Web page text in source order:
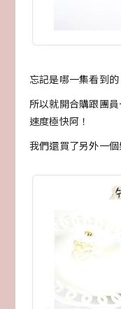
忘記是哪一集看到
所以就開合購跟團
速度極快阿！
我們還買了另外一